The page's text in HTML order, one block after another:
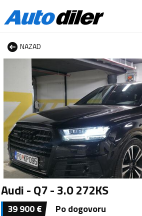
NAZAD
Audi - Q7 - 3.0 272KS
39 900€ Po dogovoru